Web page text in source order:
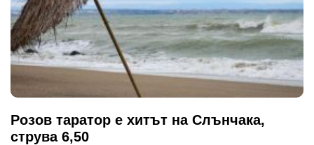
Розов таратор е хитът на Слънчака,
струва 6,50